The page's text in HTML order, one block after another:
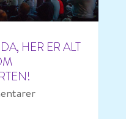
HER ER ALT